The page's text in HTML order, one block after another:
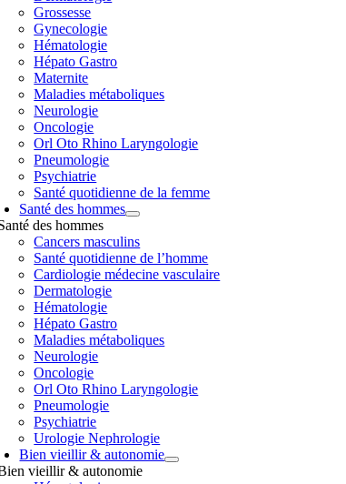
Grossesse
Gynecologie
Hématologie
Hépato Gastro
Maternite
Maladies métaboliques
Neurologie
Oncologie
Orl Oto Rhino Laryngologie
Pneumologie
Psychiatrie
Santé quotidienne de la femme
Santé des hommes
des hommes
Cancers masculins
Santé quotidienne de l’homme
Cardiologie médecine vasculaire
Dermatologie
Hématologie
Hépato Gastro
Maladies métaboliques
Neurologie
Oncologie
Orl Oto Rhino Laryngologie
Pneumologie
Psychiatrie
Urologie Nephrologie
Bien vieillir & autonomie
vieillir & autonomie